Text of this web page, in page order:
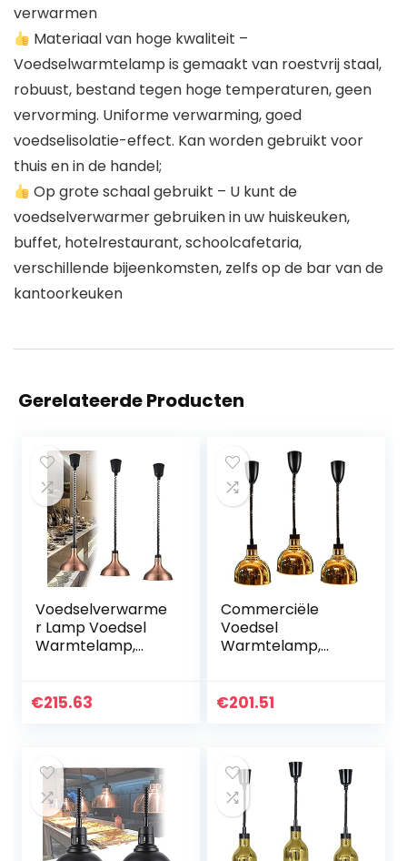
verwarmen
Materiaal van hoge kwaliteit –
Voedselwarmtelamp is gemaakt van roestvrij staal,
robuust, bestand tegen hoge temperaturen, geen
vervorming. Uniforme verwarming, goed
voedselisolatie-effect. Kan worden gebruikt voor
thuis en in de handel;
Op grote schaal gebruikt – U kunt de
voedselverwarmer gebruiken in uw huiskeuken,
buffet, hotelrestaurant, schoolcafetaria,
verschillende bijeenkomsten, zelfs op de bar van de
kantoorkeuken
Gerelateerde Producten
Voedselverwarme
r Lamp Voedsel
Warmtelamp,
250W-lamp Voor
€215.63
Commerciële
Voedsel
Warmtelamp,
gsverwarmerlamp
€201.51